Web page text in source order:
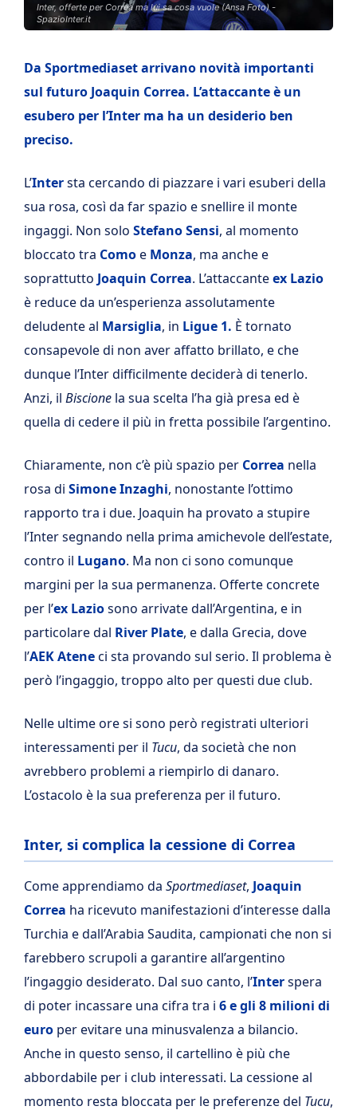
Inter, offerte per Correa ma lui sa cosa vuole (Ansa Foto) -
SpazioInter.it
Da Sportmediaset arrivano novità importanti
sul futuro Joaquin Correa. L’attaccante è un
esubero per l’Inter ma ha un desiderio ben
preciso.
L’Intersta cercando di piazzare i vari esuberi della
sua rosa, così da far spazio e snellire il monte
ingaggi. Non solo Stefano Sensi, al momento
bloccato tra Comoe Monza, ma anche e
soprattutto Joaquin Correa. L’attaccanteex Lazio
è reduce da un’esperienza assolutamente
deludente al Marsiglia, in Ligue 1. È tornato
consapevole di non aver affatto brillato, e che
dunque l’Inter difficilmente deciderà di tenerlo.
Anzi, il Biscione la sua scelta l’ha già presa ed è
quella di cedere il più in fretta possibile l’argentino.
Chiaramente, non c’è più spazio per Correa nella
rosa di Simone Inzaghi, nonostante l’ottimo
rapporto tra i due. Joaquin ha provato a stupire
l’Inter segnando nella prima amichevole dell’estate,
contro il Lugano. Ma non ci sono comunque
margini per la sua permanenza. Offerte concrete
per l’ex Laziosono arrivate dall’Argentina, e in
particolare dal River Plate, e dalla Grecia, dove
l’AEK Ateneci sta provando sul serio. Il problema è
però l’ingaggio, troppo alto per questi due club.
Nelle ultime ore si sono però registrati ulteriori
interessamenti per il Tucu, da società che non
avrebbero problemi a riempirlo di danaro.
L’ostacolo è la sua preferenza per il futuro.
Inter, si complica la cessione di Correa
Come apprendiamo da Sportmediaset, Joaquin
Correa ha ricevuto manifestazioni d’interesse dalla
Turchia e dall’Arabia Saudita, campionati che non si
farebbero scrupoli a garantire all’argentino
l’ingaggio desiderato. Dal suo canto, l’Interspera
di poter incassare una cifra tra i 6 e gli 8 milioni di
euro per evitare una minusvalenza a bilancio.
Anche in questo senso, il cartellino è più che
abbordabile per i club interessati. La cessione al
momento resta bloccata per le preferenze del Tucu,